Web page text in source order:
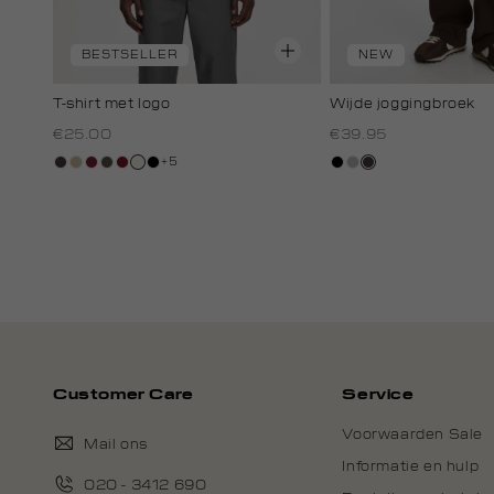
BESTSELLER
T-shirt met logo
€25.00
choco
lichtzand
bordeaux
bos,rood,
wit,zwart
+5
NEW
Wijde joggingbroek
€39.95
zwart
grijs,choco
Customer Care
Mail ons
020 - 3412 690
Service
Voorwaarden Sale
Informatie en hulp